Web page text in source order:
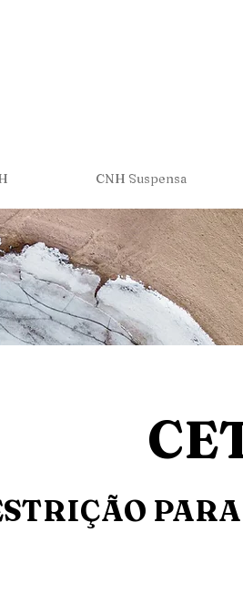
CNH Suspensa